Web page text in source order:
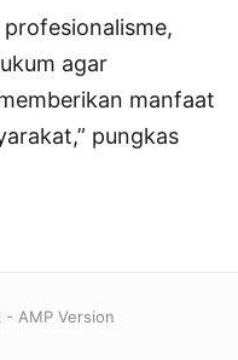
agar
manfaat
pungkas
AMP Version